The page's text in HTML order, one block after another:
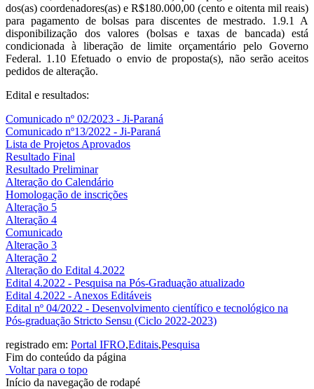
dos(as) coordenadores(as) e R$180.000,00 (cento e oitenta mil reais)
para pagamento de bolsas para discentes de mestrado. 1.9.1 A
disponibilização dos valores (bolsas e taxas de bancada) está
condicionada à liberação de limite orçamentário pelo Governo
Federal. 1.10 Efetuado o envio de proposta(s), não serão aceitos
pedidos de alteração.
Edital e resultados:
Comunicado nº 02/2023 - Ji-Paraná
Comunicado nº13/2022 - Ji-Paraná
Lista de Projetos Aprovados
Resultado Final
Resultado Preliminar
Alteração do Calendário
Homologação de inscrições
Alteração 5
Alteração 4
Comunicado
Alteração 3
Alteração 2
Alteração do Edital 4.2022
Edital 4.2022 - Pesquisa na Pós-Graduação atualizado
Edital 4.2022 - Anexos Editáveis
Edital nº 04/2022 - Desenvolvimento científico e tecnológico na
Pós-graduação Stricto Sensu (Ciclo 2022-2023)
registrado em: Portal IFRO,Editais,Pesquisa
Fim do conteúdo da página
Voltar para o topo
Início da navegação de rodapé